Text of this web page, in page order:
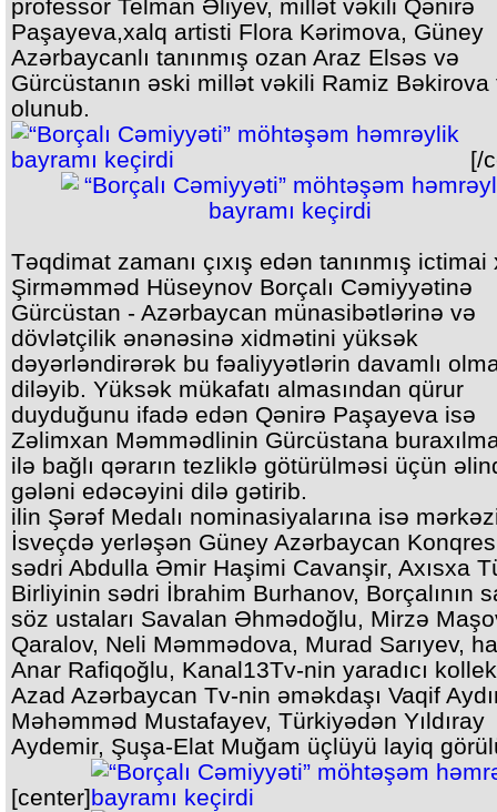
professor Telman Əliyev, millət vəkili Qənirə
Paşayeva,xalq artisti Flora Kərimova, Güney
Azərbaycanlı tanınmış ozan Araz Elsəs və
Gürcüstanın əski millət vəkili Ramiz Bəkirova
olunub.
[/
Təqdimat zamanı çıxış edən tanınmış ictimai
Şirməmməd Hüseynov Borçalı Cəmiyyətinə
Gürcüstan - Azərbaycan münasibətlərinə və
dövlətçilik ənənəsinə xidmətini yüksək
dəyərləndirərək bu fəaliyyətlərin davamlı
diləyib. Yüksək mükafatı almasından qürur
duyduğunu ifadə edən Qənirə Paşayeva isə
Zəlimxan Məmmədlinin Gürcüstana
ilə bağlı qərarın tezliklə götürülməsi üçün
gələni edəcəyini dilə gətirib.
ilin Şərəf Medalı nominasiyalarına isə
İsveçdə yerləşən Güney Azərbaycan
sədri Abdulla Əmir Haşimi Cavanşir, Axısxa
Birliyinin sədri İbrahim Burhanov, Borçalının
söz ustaları Savalan Əhmədoğlu, Mirzə
Qaralov, Neli Məmmədova, Murad Sarıyev,
Anar Rafiqoğlu, Kanal13Tv-nin yaradıcı
Azad Azərbaycan Tv-nin əməkdaşı Vaqif
Məhəmməd Mustafayev, Türkiyədən Yıldıray
Aydemir, Şuşa-Elat Muğam üçlüyü layiq
[center]